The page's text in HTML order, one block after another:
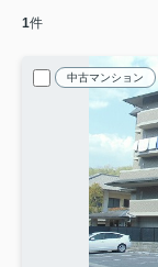
1件
中古マンション